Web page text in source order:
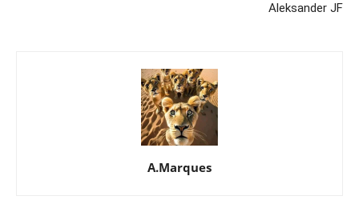
Aleksander JF
A.Marques